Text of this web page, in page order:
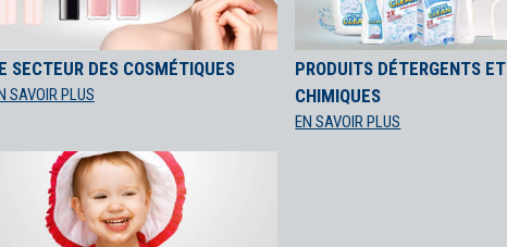
SECTEUR DES COSMÉTIQUES
SAVOIR PLUS
PRODUITS DÉTERGENTS ET
CHIMIQUES
EN SAVOIR PLUS